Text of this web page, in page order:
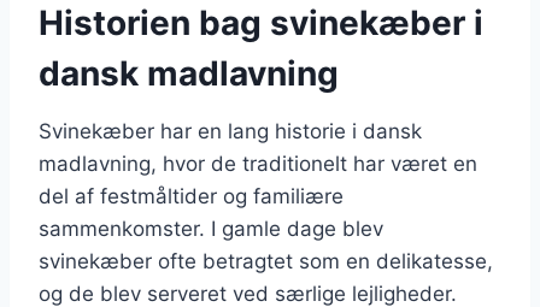
Historien bag svinekæber i
dansk madlavning
Svinekæber har en lang historie i dansk
madlavning, hvor de traditionelt har været en
del af festmåltider og familiære
sammenkomster. I gamle dage blev
svinekæber ofte betragtet som en delikatesse,
og de blev serveret ved særlige lejligheder.